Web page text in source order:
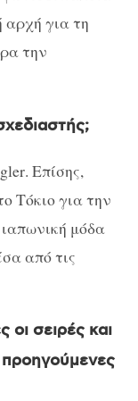
για τη
την
. Επίσης,
Τόκιο για την
μόδα
από τις
οι σειρές και
προηγούμενες